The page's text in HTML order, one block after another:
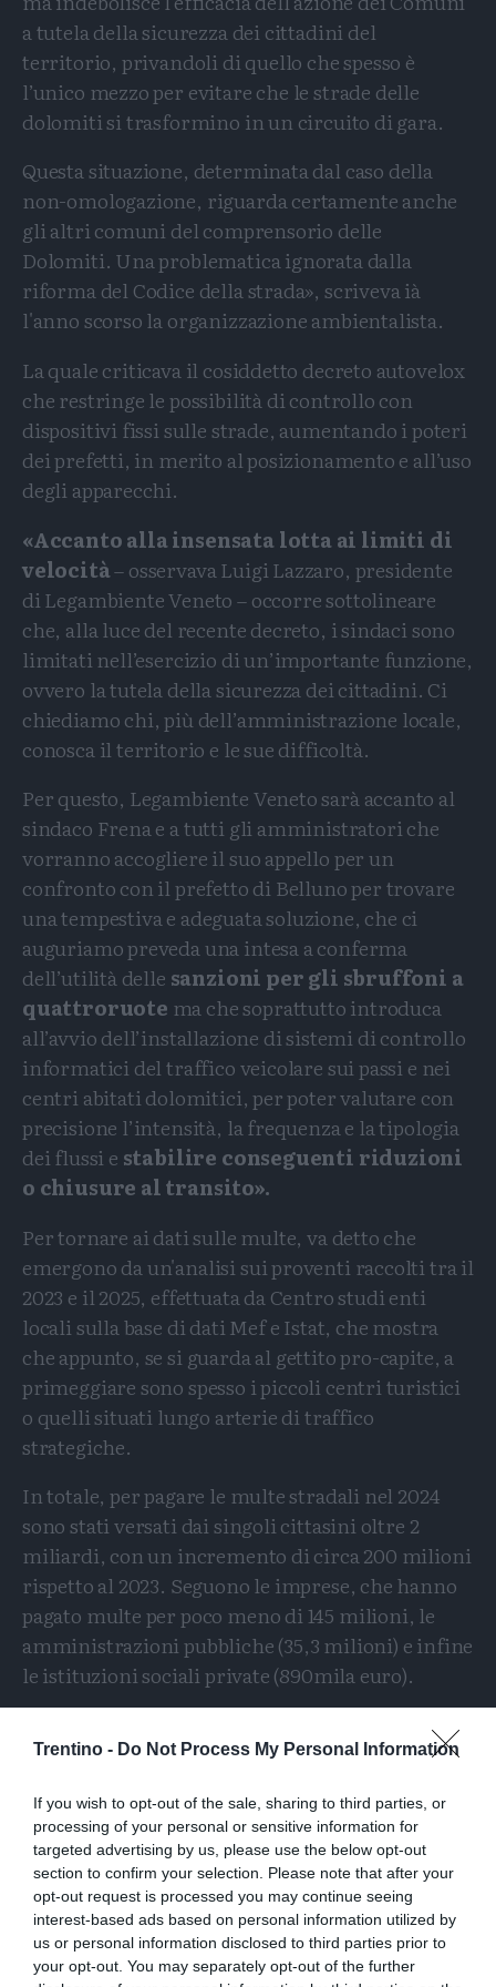
Trentino - Do Not Process My Personal Information
If you wish to opt-out of the sale, sharing to third parties, or
processing of your personal or sensitive information for
targeted advertising by us, please use the below opt-out
section to confirm your selection. Please note that after your
opt-out request is processed you may continue seeing
interest-based ads based on personal information utilized by
us or personal information disclosed to third parties prior to
your opt-out. You may separately opt-out of the further
a tutela della sicurezza dei cittadini del
territorio, privandoli di quello che spesso è
l’unico mezzo per evitare che le strade delle
dolomiti si trasformino in un circuito di gara.
Questa situazione, determinata dal caso della
non-omologazione, riguarda certamente anche
gli altri comuni del comprensorio delle
Dolomiti. Una problematica ignorata dalla
riforma del Codice della strada», scriveva ià
l'anno scorso la organizzazione ambientalista.
La quale criticava il cosiddetto decreto autovelox
che restringe le possibilità di controllo con
dispositivi fissi sulle strade, aumentando i poteri
dei prefetti, in merito al posizionamento e all’uso
degli apparecchi.
«Accanto alla insensata lotta ai limiti di
velocità– osservava Luigi Lazzaro, presidente
di Legambiente Veneto – occorre sottolineare
che, alla luce del recente decreto, i sindaci sono
limitati nell’esercizio di un’importante funzione,
ovvero la tutela della sicurezza dei cittadini. Ci
chiediamo chi, più dell’amministrazione locale,
conosca il territorio e le sue difficoltà.
Per questo, Legambiente Veneto sarà accanto al
sindaco Frena e a tutti gli amministratori che
vorranno accogliere il suo appello per un
confronto con il prefetto di Belluno per trovare
una tempestiva e adeguata soluzione, che ci
auguriamo preveda una intesa a conferma
dell’utilità delle sanzioni per gli sbruffoni a
quattroruote ma che soprattutto introduca
all’avvio dell’installazione di sistemi di controllo
informatici del traffico veicolare sui passi e nei
centri abitati dolomitici, per poter valutare con
precisione l’intensità, la frequenza e la tipologia
dei flussi e stabilire conseguenti riduzioni
o chiusure al transito».
Per tornare ai dati sulle multe, va detto che
emergono da un'analisi sui proventi raccolti tra il
2023 e il 2025, effettuata da Centro studi enti
locali sulla base di dati Mef e Istat, che mostra
che appunto, se si guarda al gettito pro-capite, a
primeggiare sono spesso i piccoli centri turistici
o quelli situati lungo arterie di traffico
strategiche.
In totale, per pagare le multe stradali nel 2024
sono stati versati dai singoli cittasini oltre 2
miliardi, con un incremento di circa 200 milioni
rispetto al 2023. Seguono le imprese, che hanno
pagato multe per poco meno di 145 milioni, le
amministrazioni pubbliche (35,3 milioni) e infine
le istituzioni sociali private (890mila euro).
Se sul podio degli incassi pro capite si trovano i
piccoli paesi italiani, sono chiaramente le grandi
conferma primatista degli incassi da multe
stradali il comune di Milano, con oltre 431,7
milioni di euro nel triennio (ancora in corso)
2023-2025. Segue Roma, che nello stesso periodo
ha superato i 356,8 milioni.